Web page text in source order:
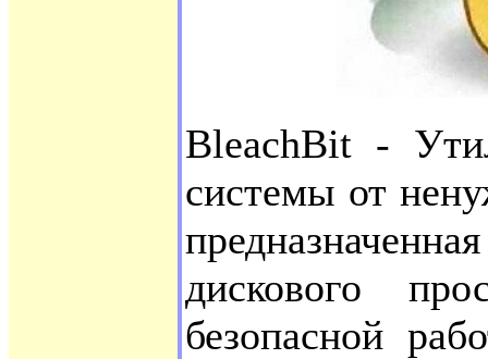
BleachBit -
системы от
дискового
безопасной